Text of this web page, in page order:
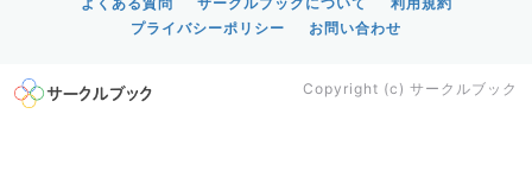
プライバシーポリシー
お問い合わせ
Copyright (c) サークルブック